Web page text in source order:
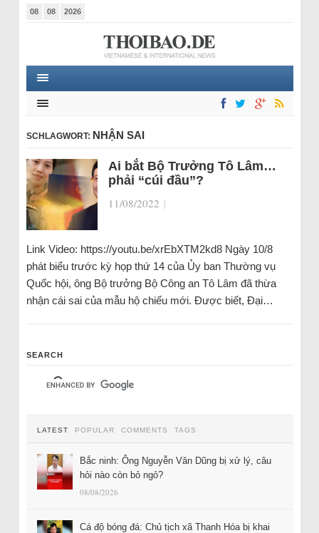
08 08 2026
SCHLAGWORT: NHẬN SAI
Ai bắt Bộ Trưởng Tô Lâm…
phải “cúi đầu”?
11/08/2022 |
Link Video: https://youtu.be/xrEbXTM2kd8 Ngày 10/8
phát biểu trước kỳ họp thứ 14 của Ủy ban Thường vụ
Quốc hội, ông Bộ trưởng Bộ Công an Tô Lâm đã thừa
nhận cái sai của mẫu hộ chiếu mới. Được biết, Đại…
SEARCH
LATEST POPULAR COMMENTS TAGS
Bắc ninh: Ông Nguyễn Văn Dũng bị xử lý, câu
hỏi nào còn bỏ ngỏ?
08/08/2026
Cá độ bóng đá: Chủ tịch xã Thanh Hóa bị khai